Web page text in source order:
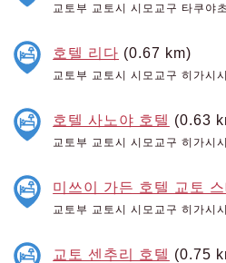
교토부 교토시 시모교구 타쿠야
호텔 리다 (0.67 km)
교토부 교토시 시모교구 히가시
호텔 사노야 호텔 (0.63
교토부 교토시 시모교구 히가시
미쓰이 가든 호텔 교토
교토부 교토시 시모교구 히가시
교토 센추리 호텔 (0.75